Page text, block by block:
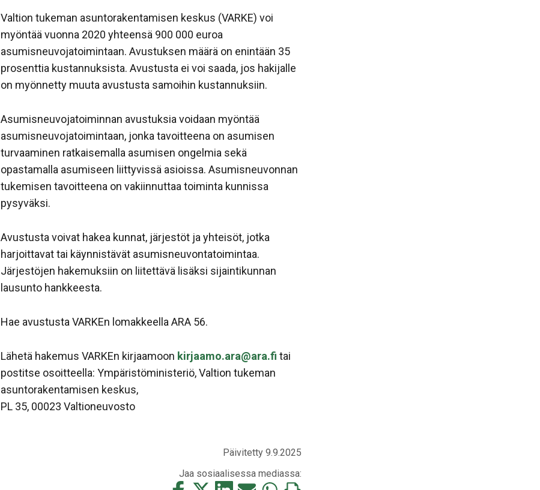
Valtion tukeman asuntorakentamisen keskus (VARKE) voi
myöntää vuonna 2020 yhteensä 900 000 euroa
asumisneuvojatoimintaan. Avustuksen määrä on enintään 35
prosenttia kustannuksista. Avustusta ei voi saada, jos hakijalle
on myönnetty muuta avustusta samoihin kustannuksiin.
Asumisneuvojatoiminnan avustuksia voidaan myöntää
asumisneuvojatoimintaan, jonka tavoitteena on asumisen
turvaaminen ratkaisemalla asumisen ongelmia sekä
opastamalla asumiseen liittyvissä asioissa. Asumisneuvonnan
tukemisen tavoitteena on vakiinnuttaa toiminta kunnissa
pysyväksi.
Avustusta voivat hakea kunnat, järjestöt ja yhteisöt, jotka
harjoittavat tai käynnistävät asumisneuvontatoimintaa.
Järjestöjen hakemuksiin on liitettävä lisäksi sijaintikunnan
lausunto hankkeesta.
Hae avustusta VARKEn lomakkeella ARA 56.
Lähetä hakemus VARKEn kirjaamoon kirjaamo.ara@ara.fi tai
postitse osoitteella: Ympäristöministeriö, Valtion tukeman
asuntorakentamisen keskus,
PL 35, 00023 Valtioneuvosto
Päivitetty 9.9.2025
Jaa sosiaalisessa mediassa: